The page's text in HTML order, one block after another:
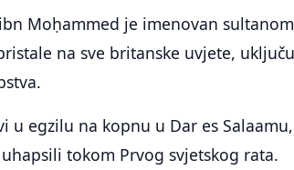
Moḥammed je imenovan sultanom
na sve britanske uvjete,
u egzilu na kopnu u Dar es Salaamu,
tokom Prvog svjetskog rata.